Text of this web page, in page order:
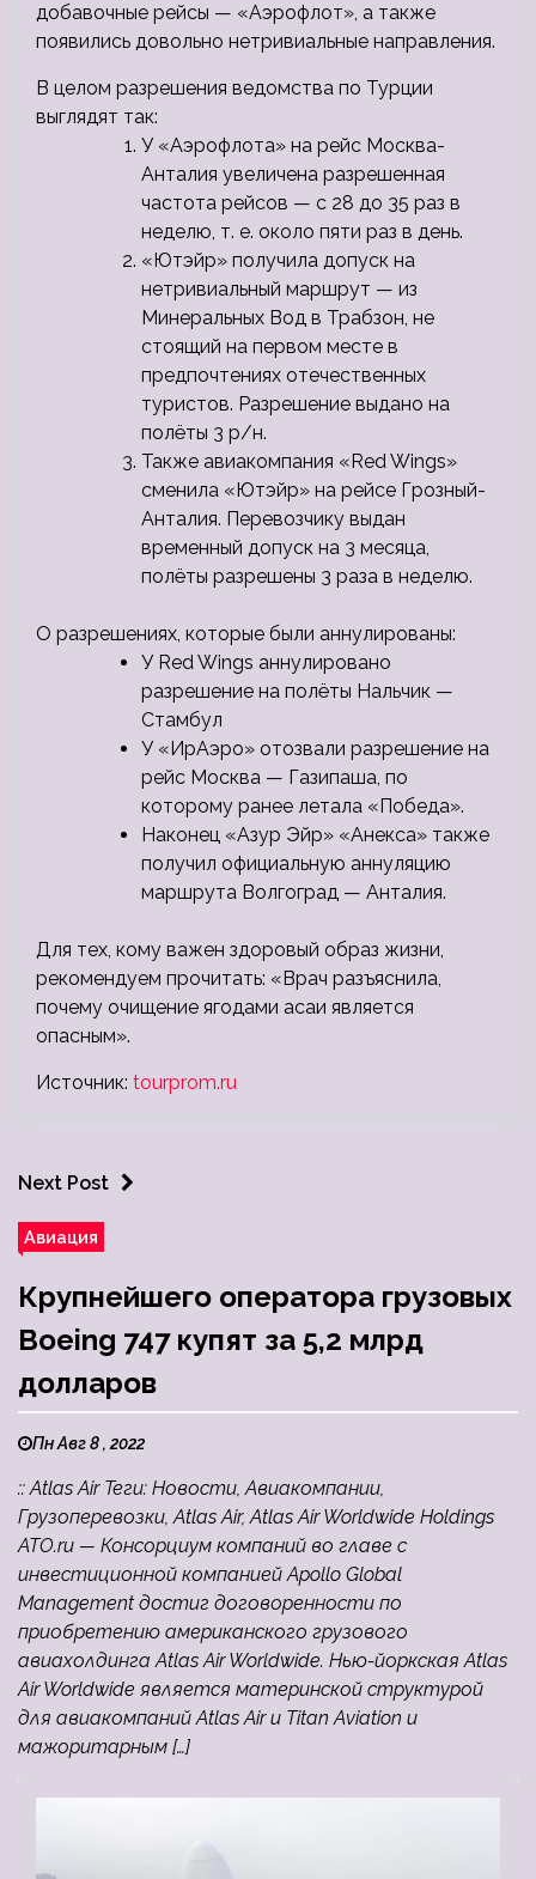
добавочные рейсы — «Аэрофлот», а также
появились довольно нетривиальные направления.
В целом разрешения ведомства по Турции
выглядят так:
У «Аэрофлота» на рейс Москва-
Анталия увеличена разрешенная
частота рейсов — с 28 до 35 раз в
неделю, т. е. около пяти раз в день.
«Ютэйр» получила допуск на
нетривиальный маршрут — из
Минеральных Вод в Трабзон, не
стоящий на первом месте в
предпочтениях отечественных
туристов. Разрешение выдано на
полёты 3 р/н.
Также авиакомпания «Red Wings»
сменила «Ютэйр» на рейсе Грозный-
Анталия. Перевозчику выдан
временный допуск на 3 месяца,
полёты разрешены 3 раза в неделю.
О разрешениях, которые были аннулированы:
У Red Wings аннулировано
разрешение на полёты Нальчик —
Стамбул
У «ИрАэро» отозвали разрешение на
рейс Москва — Газипаша, по
которому ранее летала «Победа».
Наконец «Азур Эйр» «Анекса» также
получил официальную аннуляцию
маршрута Волгоград — Анталия.
Для тех, кому важен здоровый образ жизни,
рекомендуем прочитать: «Врач разъяснила,
почему очищение ягодами асаи является
опасным».
Источник: tourprom.ru
Next Post
Авиация
Крупнейшего оператора грузовых
Boeing 747 купят за 5,2 млрд
долларов
Пн Авг 8 , 2022
:: Atlas Air Теги: Новости, Авиакомпании,
Грузоперевозки, Atlas Air, Atlas Air Worldwide Holdings
ATO.ru — Консорциум компаний во главе с
инвестиционной компанией Apollo Global
Management достиг договоренности по
приобретению американского грузового
авиахолдинга Atlas Air Worldwide. Нью-йоркская Atlas
Air Worldwide является материнской структурой
для авиакомпаний Atlas Air и Titan Aviation и
мажоритарным […]